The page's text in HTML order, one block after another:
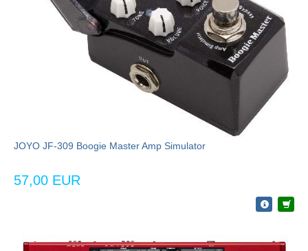
JOYO JF-309 Boogie Master Amp Simulator
57,00 EUR